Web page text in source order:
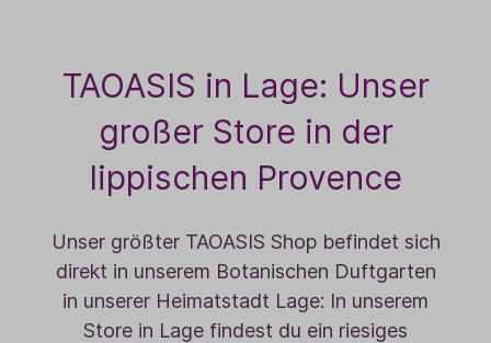
TAOASIS in Lage: Unser
großer Store in der
lippischen Provence
Unser größter TAOASIS Shop befindet sich
direkt in unserem Botanischen Duftgarten
in unserer Heimatstadt Lage: In unserem
Store in Lage findest du ein riesiges